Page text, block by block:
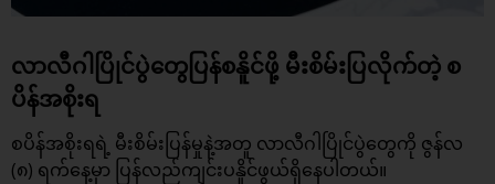
လာလီဂါပြိုင်ပွဲတွေပြန်စနိူင်ဖို့ မီးစိမ်းပြလိုက်တဲ့ စ
ပိန်အစိုးရ
စပိန်အစိုးရရဲ့ မီးစိမ်းပြန်မှုနဲ့အတူ လာလီဂါပြိုင်ပွဲတွေကို ဇွန်လ
(၈) ရက်နေ့မှာ ပြန်လည်ကျင်းပနိူင်ဖွယ်ရှိနေပါတယ်။